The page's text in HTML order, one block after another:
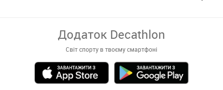
Додаток Decathlon
Світ спорту в твоєму смартфоні